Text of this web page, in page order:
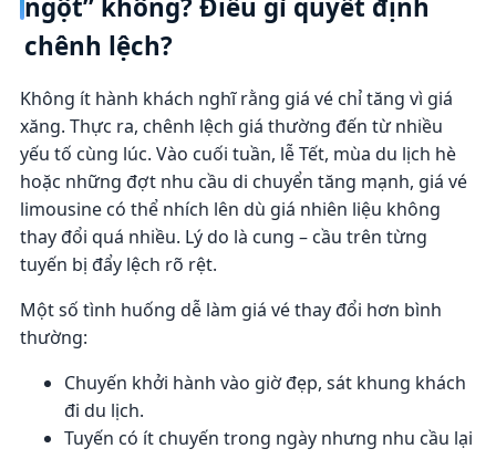
chênh lệch?
Không ít hành khách nghĩ rằng giá vé chỉ tăng vì giá
xăng. Thực ra, chênh lệch giá thường đến từ nhiều
yếu tố cùng lúc. Vào cuối tuần, lễ Tết, mùa du lịch hè
hoặc những đợt nhu cầu di chuyển tăng mạnh, giá vé
limousine có thể nhích lên dù giá nhiên liệu không
thay đổi quá nhiều. Lý do là cung – cầu trên từng
tuyến bị đẩy lệch rõ rệt.
Một số tình huống dễ làm giá vé thay đổi hơn bình
thường:
Chuyến khởi hành vào giờ đẹp, sát khung khách
đi du lịch.
Tuyến có ít chuyến trong ngày nhưng nhu cầu lại